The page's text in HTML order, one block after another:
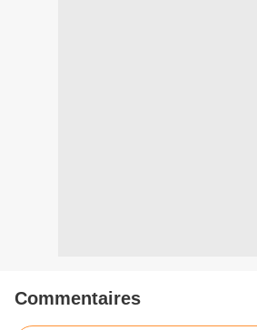
Commentaires